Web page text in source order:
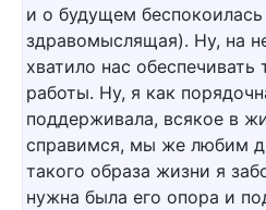
и о будущем
здравомыслящая). Ну, на
хватило нас
работы. Ну, я как
поддерживала, всякое в
справимся, мы же любим
такого образа жизни я
нужна была его опора и